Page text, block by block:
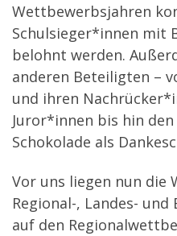
Wettbewerbsjahren
Schulsieger*innen mit
belohnt werden.
anderen Beteiligten –
und ihren
Juror*innen bis hin
Schokolade als
Vor uns liegen nun die
Regional-, Landes-
auf den